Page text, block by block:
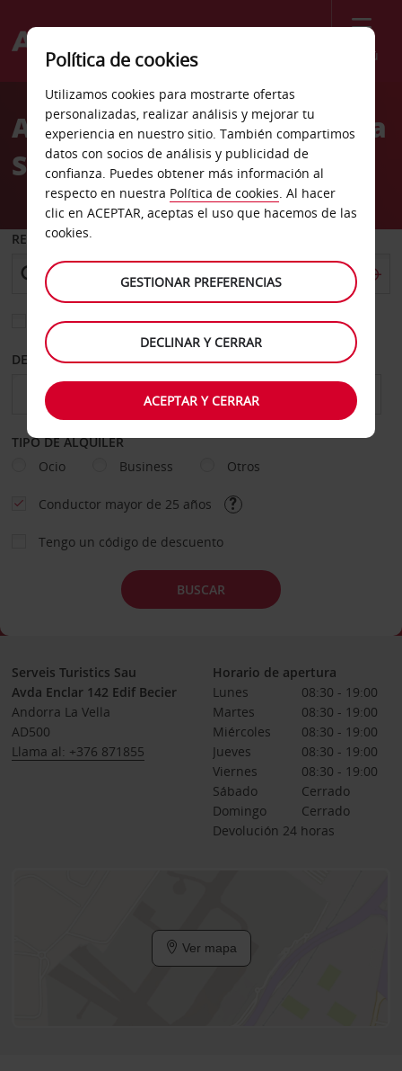
Menú
Welcome
AvisAlquiler de coches Andorra
Santa Coloma
RECOGER EN
Elegir otra oficina de devolución
DESDE HASTA
TIPO DE ALQUILER
Ocio
Business Otros
Conductor mayor de 25 años
Tengo un código de descuento
BUSCAR
Serveis Turistics Sau
Avda Enclar 142 Edif Becier
Andorra La Vella
AD500
Llama al: +376 871855
Horario de apertura
Lunes
08:30 - 19:00
Martes
08:30 - 19:00
Miércoles
08:30 - 19:00
Jueves
08:30 - 19:00
Viernes
08:30 - 19:00
Sábado
Cerrado
Domingo
Cerrado
Devolución 24 horas
Ver mapa
Política de cookies
Utilizamos cookies para mostrarte ofertas
personalizadas, realizar análisis y mejorar tu
experiencia en nuestro sitio. También compartimos
datos con socios de análisis y publicidad de
confianza. Puedes obtener más información al
respecto en nuestra Política de cookies. Al hacer
clic en ACEPTAR, aceptas el uso que hacemos de las
cookies.
GESTIONAR PREFERENCIAS
DECLINAR Y CERRAR
ACEPTAR Y CERRAR